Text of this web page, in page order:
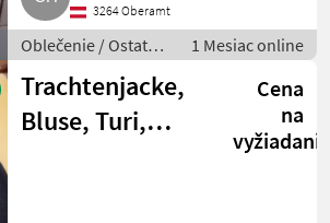
3264 Oberamt
Oblečenie / Ostatné
oblečenie
1 Mesiac online
Trachtenjacke,
Bluse, Turi,
Cena
na